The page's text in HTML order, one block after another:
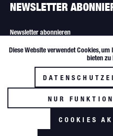
NEWSLETTER
Newsletter abonnieren
Alle Angebote sind freibleibend.
gewerbliche Käufer.
Funktionale
Diese Website verwendet Cookies,
bieten zu
NUR
COOKIES